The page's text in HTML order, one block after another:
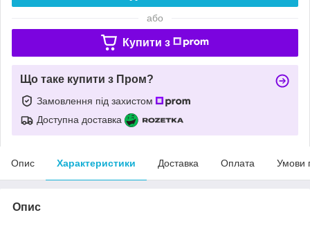
або
Купити з
Що таке купити з Пром?
Замовлення під захистом
Доступна доставка
Опис Характеристики Доставка Оплата Умови
Опис